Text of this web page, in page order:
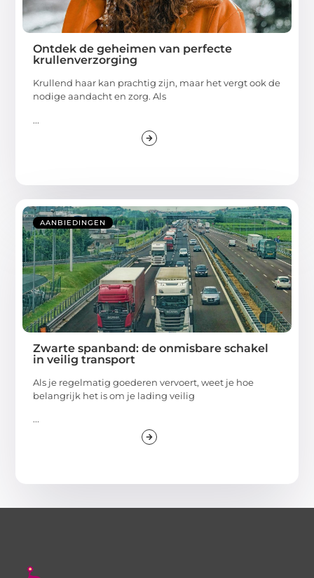
Ontdek de geheimen van perfecte
krullenverzorging
Krullend haar kan prachtig zijn, maar het vergt ook de
nodige aandacht en zorg. Als
...
AANBIEDINGEN
Zwarte spanband: de onmisbare schakel
in veilig transport
Als je regelmatig goederen vervoert, weet je hoe
belangrijk het is om je lading veilig
...